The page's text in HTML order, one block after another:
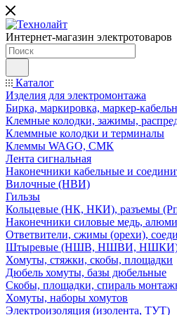
Интернет-магазин электротоваров
Каталог
Изделия для электромонтажа
Бирка, маркировка, маркер-
Клемные колодки, зажимы,
Клеммные колодки и терминалы
Клеммы WAGO, СМК
Лента сигнальная
Наконечники кабельные и
Вилочные (НВИ)
Гильзы
Кольцевые (НК, НКИ), разъемы
Наконечники силовые медь,
Ответвители, сжимы (орехи),
Штыревые (НШВ, НШВИ,
Хомуты, стяжки, скобы, площадки
Дюбель хомуты, базы дюбельные
Скобы, площадки, спираль
Хомуты, наборы хомутов
Электроизоляция (изолента, ТУТ)